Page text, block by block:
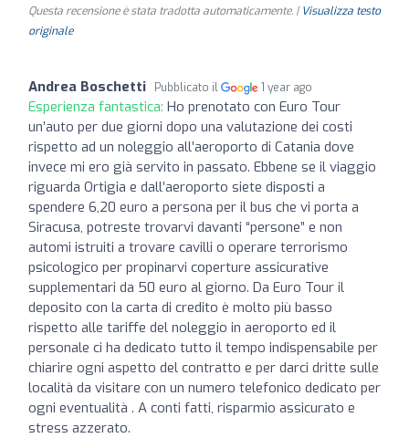
Questa recensione è stata tradotta automaticamente. | Visualizza testo
originale
Andrea Boschetti Pubblicato il 1 year ago
Esperienza fantastica: Ho prenotato con Euro Tour
un’auto per due giorni dopo una valutazione dei costi
rispetto ad un noleggio all’aeroporto di Catania dove
invece mi ero già servito in passato. Ebbene se il viaggio
riguarda Ortigia e dall’aeroporto siete disposti a
spendere 6,20 euro a persona per il bus che vi porta a
Siracusa, potreste trovarvi davanti “persone” e non
automi istruiti a trovare cavilli o operare terrorismo
psicologico per propinarvi coperture assicurative
supplementari da 50 euro al giorno. Da Euro Tour il
deposito con la carta di credito è molto più basso
rispetto alle tariffe del noleggio in aeroporto ed il
personale ci ha dedicato tutto il tempo indispensabile per
chiarire ogni aspetto del contratto e per darci dritte sulle
località da visitare con un numero telefonico dedicato per
ogni eventualità . A conti fatti, risparmio assicurato e
stress azzerato.